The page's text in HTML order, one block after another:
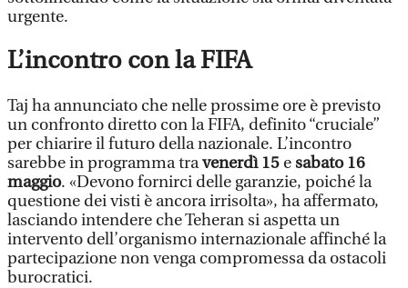
urgente.
L’incontro con la FIFA
Taj ha annunciato che nelle prossime ore è previsto
un confronto diretto con la FIFA, definito “cruciale”
per chiarire il futuro della nazionale. L’incontro
sarebbe in programma travenerdì 15 esabato 16
maggio. «Devono fornirci delle garanzie, poiché la
questione dei visti è ancora irrisolta», ha affermato,
lasciando intendere che Teheran si aspetta un
intervento dell’organismo internazionale affinché la
partecipazione non venga compromessa da ostacoli
burocratici.